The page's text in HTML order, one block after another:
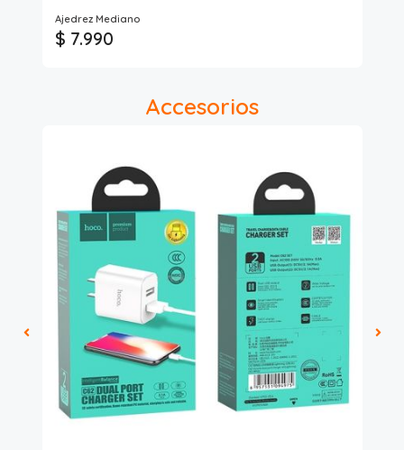
Ajedrez Mediano
$ 7.990
Accesorios